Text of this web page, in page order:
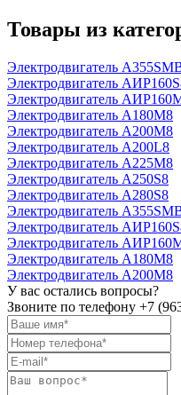
Товары из
Электродвигатель
Электродвигатель
Электродвигатель
Электродвигатель А180М8
Электродвигатель А200М8
Электродвигатель А200L8
Электродвигатель А225М8
Электродвигатель А250S8
Электродвигатель А280S8
Электродвигатель
Электродвигатель
Электродвигатель
Электродвигатель А180М8
Электродвигатель А200М8
У вас остались вопросы?
Звоните по телефону +7